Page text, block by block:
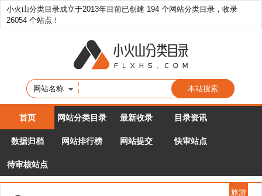
小火山分类目录成立于2013年目前已创建 194 个网站分类目录，收录
26054 个站点！
网站名称
首页 网站分类目录 最新收录 目录资讯
数据归档 网站排行榜 网站提交 快审站点
待审核站点
旅游